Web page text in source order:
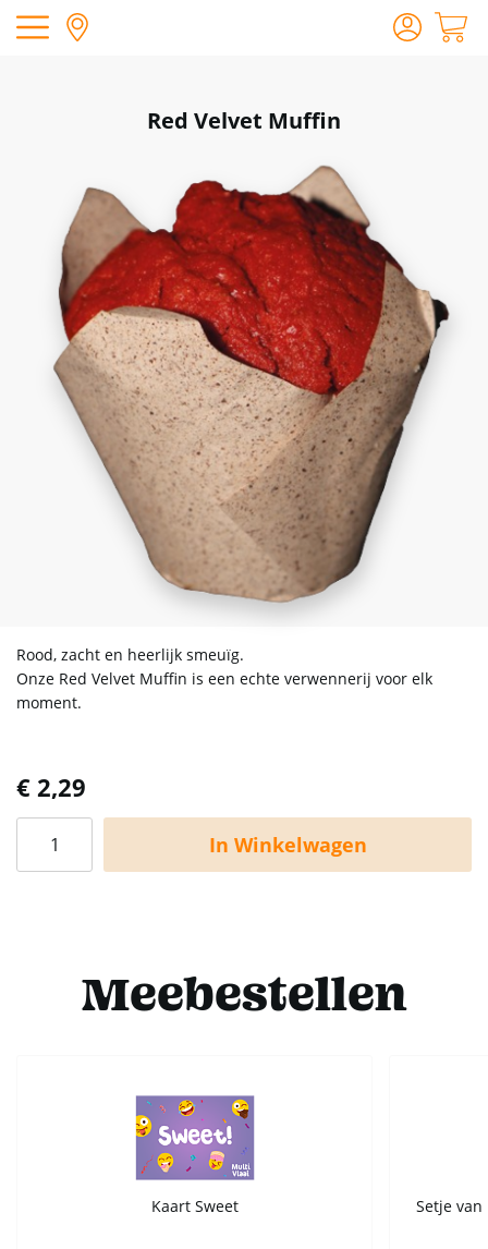
Red Velvet Muffin
Rood, zacht en heerlijk smeuïg.
Onze Red Velvet Muffin is een echte verwennerij voor elk
moment.
€ 2,29
In Winkelwagen
Meebestellen
Kaart Sweet Setje